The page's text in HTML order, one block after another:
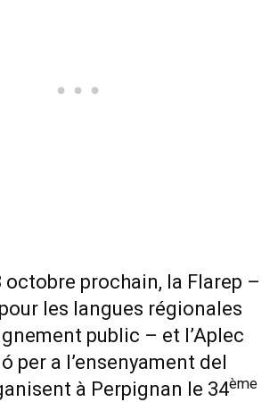
octobre prochain, la Flarep –
les langues régionales
public – et l’Aplec
per a l’ensenyament del
à Perpignan le 34ème